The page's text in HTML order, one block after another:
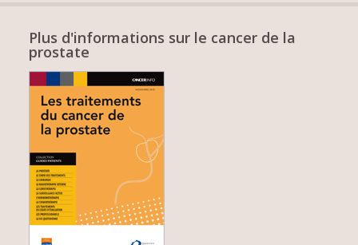
Plus d'informations sur le cancer de la
prostate